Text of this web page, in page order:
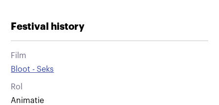
Festival history
Film
Bloot - Seks
Rol
Animatie